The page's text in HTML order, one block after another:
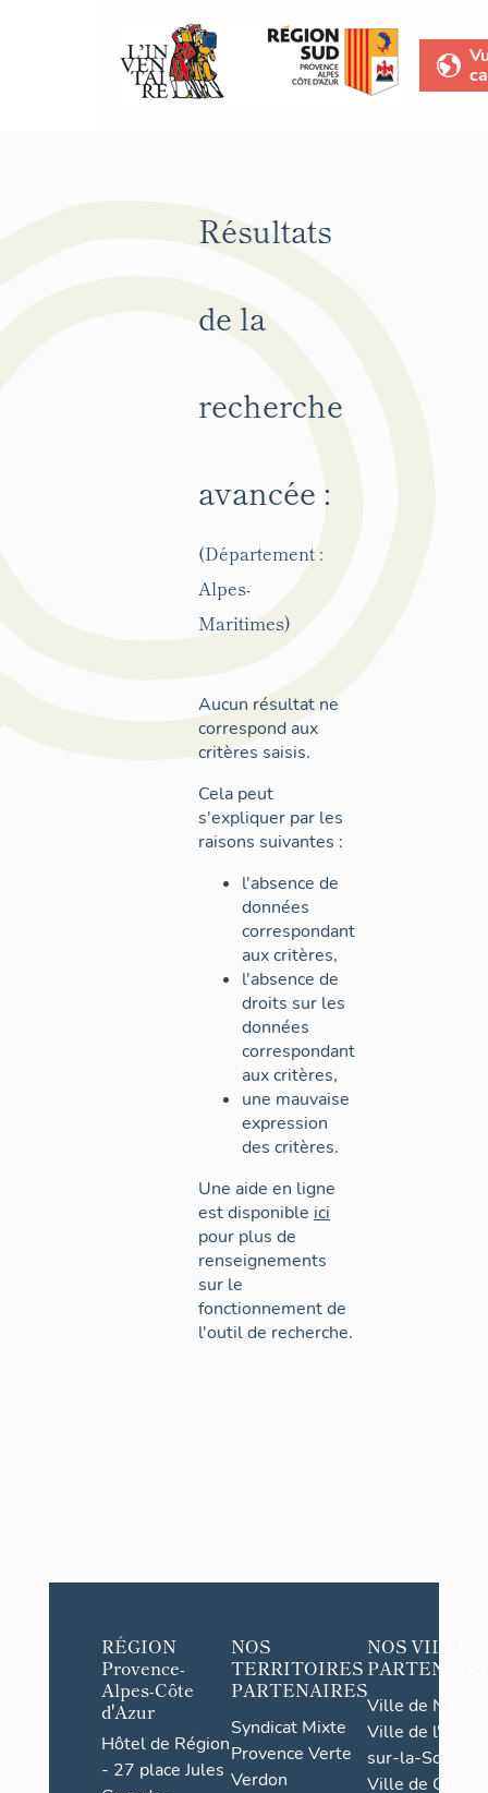
Résultats
de la
recherche
avancée :
(Département :
Alpes-
Maritimes)
Aucun résultat ne
correspond aux
critères saisis.
Cela peut
s'expliquer par les
raisons suivantes :
l'absence de
données
correspondant
aux critères,
l'absence de
droits sur les
données
correspondant
aux critères,
une mauvaise
expression
des critères.
Une aide en ligne
est disponible ici
pour plus de
renseignements
sur le
fonctionnement de
l'outil de recherche.
RÉGION
Provence-
Alpes-Côte
d'Azur
Hôtel de Région
- 27 place Jules
NOS
TERRITOIRES
PARTENAIRES
Syndicat Mixte
Provence Verte
Verdon
NOS VILLES
Ville de Nice
Ville de l'Isle-
sur-la-Sorgue
Ville de Grasse